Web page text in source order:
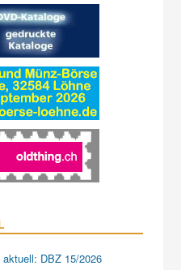
DBZ 15/2026